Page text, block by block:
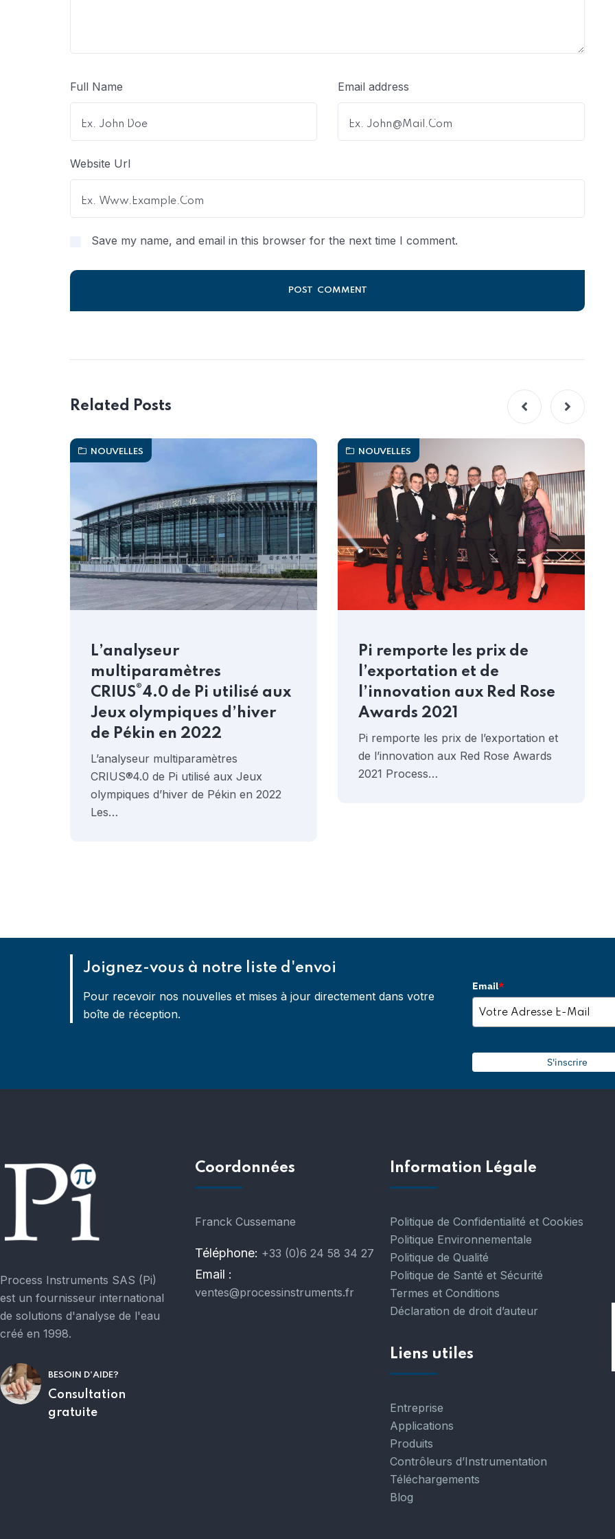
Full Name Email address
Website Url
Save my name, and email in this browser for the next time I comment.
Related Posts
NOUVELLES
L’analyseur
multiparamètres
CRIUS®4.0 de Pi utilisé aux
Jeux olympiques d’hiver
de Pékin en 2022
L’analyseur multiparamètres
CRIUS®4.0 de Pi utilisé aux Jeux
olympiques d’hiver de Pékin en 2022
Les…
NOUVELLES
Pi remporte les prix de
l’exportation et de
l’innovation aux Red Rose
Awards 2021
Pi remporte les prix de l’exportation et
de l’innovation aux Red Rose Awards
2021 Process…
Joignez-vous à notre liste d'envoi
Pour recevoir nos nouvelles et mises à jour directement dans votre
boîte de réception.
Email*
S'inscrire
Process Instruments SAS (Pi)
est un fournisseur international
de solutions d'analyse de l'eau
créé en 1998.
BESOIN D'AIDE?
Consultation
gratuite
Coordonnées
Franck Cussemane
Téléphone: +33 (0)6 24 58 34 27
Email :
ventes@processinstruments.fr
Information Légale
Politique de Confidentialité et Cookies
Politique Environnementale
Politique de Qualité
Politique de Santé et Sécurité
Termes et Conditions
Déclaration de droit d’auteur
Liens utiles
Entreprise
Applications
Produits
Contrôleurs d’Instrumentation
Téléchargements
Blog